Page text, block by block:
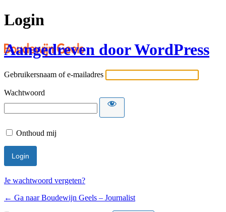
Login
Aangedreven door WordPress
Gebruikersnaam of e-mailadres
Wachtwoord
Onthoud mij
Je wachtwoord vergeten?
← Ga naar Boudewijn Geels – Journalist